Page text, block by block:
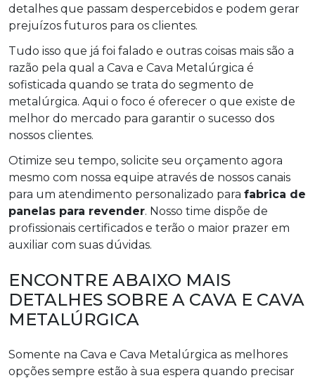
detalhes que passam despercebidos e podem gerar
prejuízos futuros para os clientes.
Tudo isso que já foi falado e outras coisas mais são a
razão pela qual a Cava e Cava Metalúrgica é
sofisticada quando se trata do segmento de
metalúrgica. Aqui o foco é oferecer o que existe de
melhor do mercado para garantir o sucesso dos
nossos clientes.
Otimize seu tempo, solicite seu orçamento agora
mesmo com nossa equipe através de nossos canais
para um atendimento personalizado para fabrica de
panelas para revender. Nosso time dispõe de
profissionais certificados e terão o maior prazer em
auxiliar com suas dúvidas.
ENCONTRE ABAIXO MAIS
DETALHES SOBRE A CAVA E CAVA
METALÚRGICA
Somente na Cava e Cava Metalúrgica as melhores
opções sempre estão à sua espera quando precisar